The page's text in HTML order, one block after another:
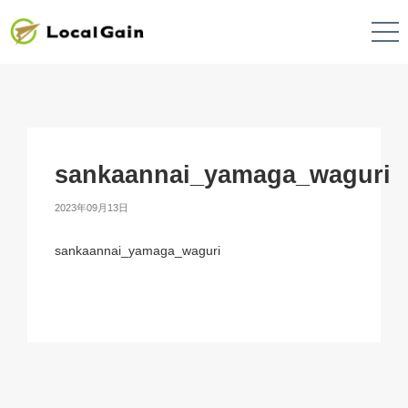
sankaannai_yamaga_waguri
2023年09月13日
sankaannai_yamaga_waguri